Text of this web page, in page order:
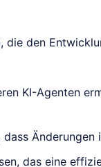
den
KI-Agenten
Änderungen
das eine